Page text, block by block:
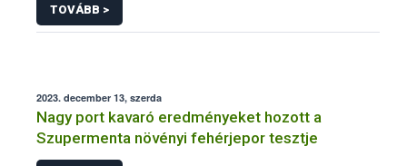
TOVÁBB >
2023. december 13, szerda
Nagy port kavaró eredményeket hozott a
Szupermenta növényi fehérjepor tesztje